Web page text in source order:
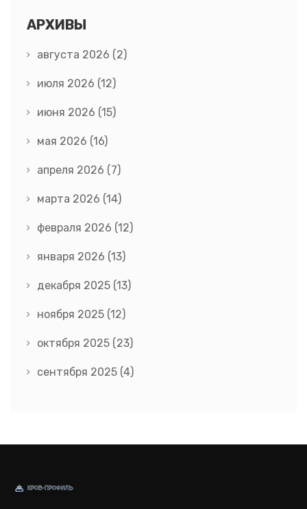
АРХИВЫ
августа 2026 (2)
июля 2026 (12)
июня 2026 (15)
мая 2026 (16)
апреля 2026 (7)
марта 2026 (14)
февраля 2026 (12)
января 2026 (13)
декабря 2025 (13)
ноября 2025 (12)
октября 2025 (23)
сентября 2025 (4)